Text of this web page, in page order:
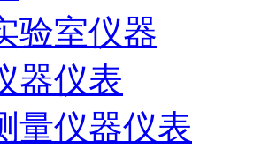
验室仪器
器仪表
量仪器仪表